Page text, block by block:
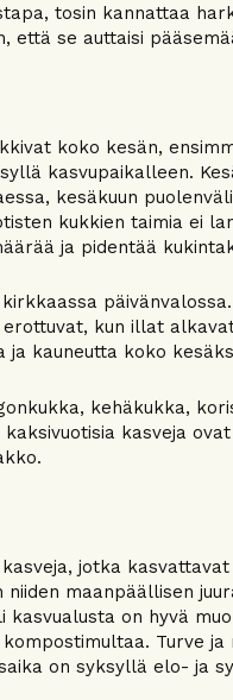
tosin kannattaa
että se auttaisi
koko kesän,
kasvupaikalleen.
kesäkuun
kukkien taimia ei
ja pidentää
kun illat
ja kauneutta koko
kehäkukka,
kasveja
jotka
maanpäällisen
on hyvä
Turve
on syksyllä elo- ja